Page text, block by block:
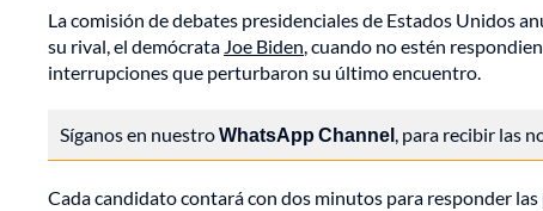
La comisión de debates presidenciales de Estados Unidos
su rival, el demócrata Joe Biden, cuando no estén
interrupciones que perturbaron su último encuentro.
Síganos en nuestroWhatsApp Channel, para recibir las
Cada candidato contará con dos minutos para responder